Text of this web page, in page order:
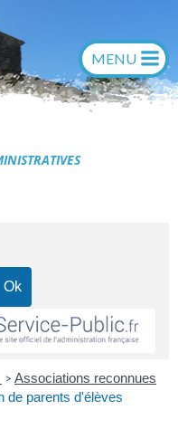
> Associations reconnues
de parents d'élèves